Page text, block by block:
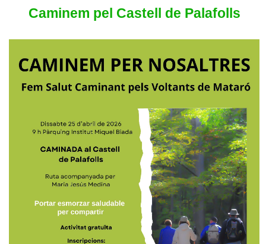
Caminem pel Castell de Palafolls